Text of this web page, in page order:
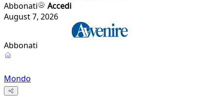
Abbonati
Accedi
August 7, 2026
Abbonati
Mondo